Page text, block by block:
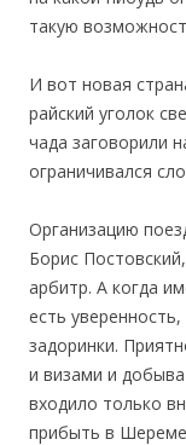
такую
И вот новая
райский уголок
чада заговорили
ограничивался
Организацию
Борис
арбитр. А когда
есть
задоринки.
и визами и
входило только
прибыть в